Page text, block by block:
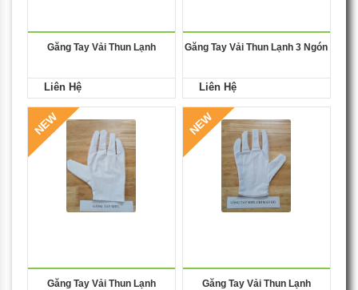
Găng Tay Vải Thun Lạnh
Liên Hệ
Găng Tay Vải Thun Lạnh 3 Ngón
Liên Hệ
NEW
Găng Tay Vải Thun Lạnh
NEW
Găng Tay Vải Thun Lạnh